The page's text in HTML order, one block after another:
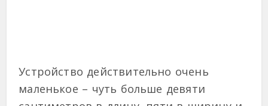
Устройство действительно очень
маленькое – чуть больше девяти